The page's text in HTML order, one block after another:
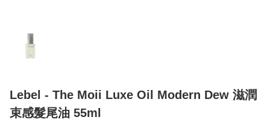
Lebel - The Moii Luxe Oil Modern Dew 滋潤
束感髮尾油 55ml